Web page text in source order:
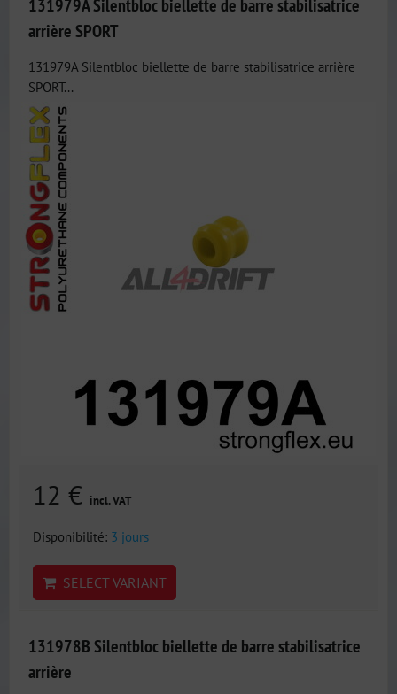
131979A Silentbloc biellette de barre stabilisatrice
arrière SPORT
131979A Silentbloc biellette de barre stabilisatrice arrière
SPORT...
12 € incl. VAT
Disponibilité: 3 jours
SELECT VARIANT
131978B Silentbloc biellette de barre stabilisatrice
arrière